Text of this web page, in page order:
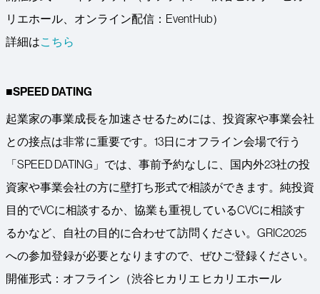
リエホール、オンライン配信：EventHub）
詳細はこちら
■SPEED DATING
起業家の事業成長を加速させるためには、投資家や事業会社
との接点は非常に重要です。13日にオフライン会場で行う
「SPEED DATING」では、事前予約なしに、国内外23社の投
資家や事業会社の方に壁打ち形式で相談ができます。純投資
目的でVCに相談するか、協業も重視しているCVCに相談す
るかなど、自社の目的に合わせて訪問ください。GRIC2025
への参加登録が必要となりますので、ぜひご登録ください。
開催形式：オフライン（渋谷ヒカリエ ヒカリエホール